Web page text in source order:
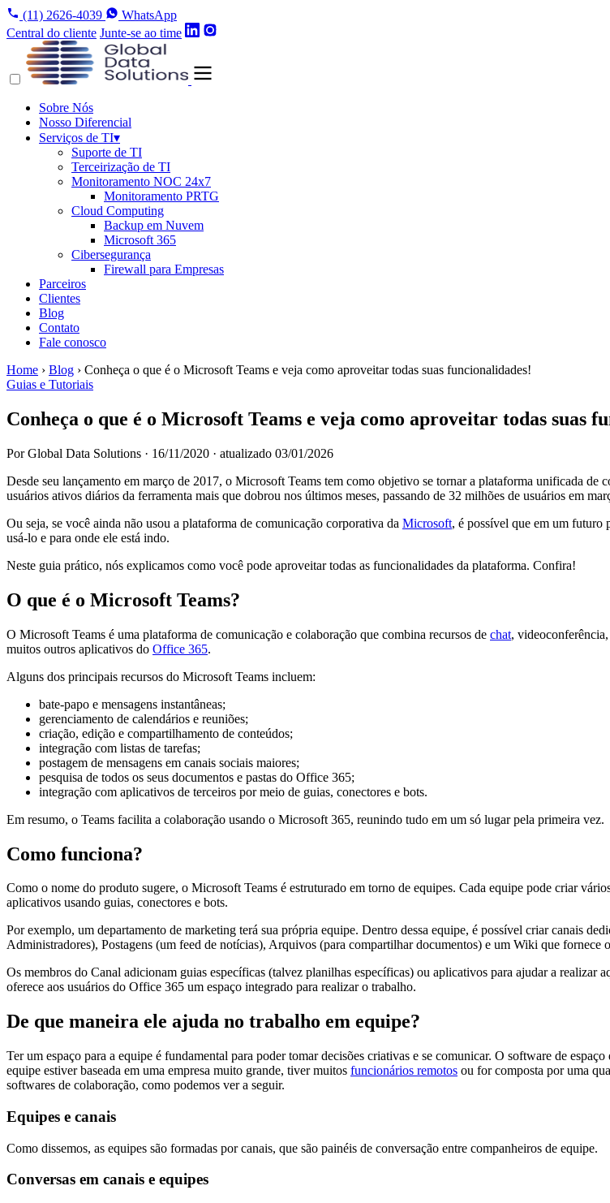
(11) 2626-4039
WhatsApp
Central do cliente Junte-se ao time
Sobre Nós
Nosso Diferencial
Serviços de TI▾
Suporte de TI
Terceirização de TI
Monitoramento NOC 24x7
Monitoramento PRTG
Cloud Computing
Backup em Nuvem
Microsoft 365
Cibersegurança
Firewall para Empresas
Parceiros
Clientes
Blog
Contato
Fale conosco
Home › Blog › Conheça o que é o Microsoft Teams e veja como aproveitar todas suas funcionalidades!
Guias e Tutoriais
Conheça o que é o Microsoft Teams e veja como aproveitar todas suas
Por Global Data Solutions · 16/11/2020 · atualizado 03/01/2026
Desde seu lançamento em março de 2017, o Microsoft Teams tem como objetivo se tornar a plataforma unificada de
usuários ativos diários da ferramenta mais que dobrou nos últimos meses, passando de 32 milhões de usuários em
Ou seja, se você ainda não usou a plataforma de comunicação corporativa da Microsoft, é possível que em um futuro
usá-lo e para onde ele está indo.
Neste guia prático, nós explicamos como você pode aproveitar todas as funcionalidades da plataforma. Confira!
O que é o Microsoft Teams?
O Microsoft Teams é uma plataforma de comunicação e colaboração que combina recursos de chat,
muitos outros aplicativos do Office 365.
Alguns dos principais recursos do Microsoft Teams incluem:
bate-papo e mensagens instantâneas;
gerenciamento de calendários e reuniões;
criação, edição e compartilhamento de conteúdos;
integração com listas de tarefas;
postagem de mensagens em canais sociais maiores;
pesquisa de todos os seus documentos e pastas do Office 365;
integração com aplicativos de terceiros por meio de guias, conectores e bots.
Em resumo, o Teams facilita a colaboração usando o Microsoft 365, reunindo tudo em um só lugar pela primeira vez.
Como funciona?
Como o nome do produto sugere, o Microsoft Teams é estruturado em torno de equipes. Cada equipe pode criar
aplicativos usando guias, conectores e bots.
Por exemplo, um departamento de marketing terá sua própria equipe. Dentro dessa equipe, é possível criar canais
Administradores), Postagens (um feed de notícias), Arquivos (para compartilhar documentos) e um Wiki que fornece
Os membros do Canal adicionam guias específicas (talvez planilhas específicas) ou aplicativos para ajudar a
oferece aos usuários do Office 365 um espaço integrado para realizar o trabalho.
De que maneira ele ajuda no trabalho em equipe?
Ter um espaço para a equipe é fundamental para poder tomar decisões criativas e se comunicar. O software de
equipe estiver baseada em uma empresa muito grande, tiver muitos funcionários remotos ou for composta por uma
softwares de colaboração, como podemos ver a seguir.
Equipes e canais
Como dissemos, as equipes são formadas por canais, que são painéis de conversação entre companheiros de equipe.
Conversas em canais e equipes